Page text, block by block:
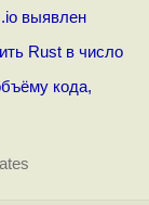
выявлен
Rust в число
кода,